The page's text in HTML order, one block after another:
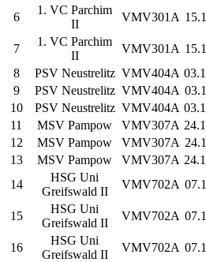
6
1. VC Parchim
II
VMV301A
7
1. VC Parchim
II
VMV301A
8
PSV Neustrelitz VMV404A
9
PSV Neustrelitz VMV404A
10
PSV Neustrelitz VMV404A
11
MSV Pampow VMV307A
12
MSV Pampow VMV307A
13
MSV Pampow VMV307A
14
HSG Uni
Greifswald II
VMV702A
15
HSG Uni
Greifswald II
VMV702A
16
HSG Uni
Greifswald II
VMV702A